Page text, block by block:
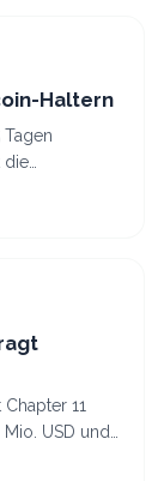
Haltern
Tagen
die
einem
11
USD und